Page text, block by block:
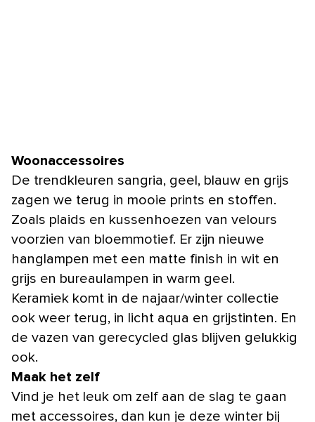
Woonaccessoires
De trendkleuren sangria, geel, blauw en grijs
zagen we terug in mooie prints en stoffen.
Zoals plaids en kussenhoezen van velours
voorzien van bloemmotief. Er zijn nieuwe
hanglampen met een matte finish in wit en
grijs en bureaulampen in warm geel.
Keramiek komt in de najaar/winter collectie
ook weer terug, in licht aqua en grijstinten. En
de vazen van gerecycled glas blijven gelukkig
ook.
Maak het zelf
Vind je het leuk om zelf aan de slag te gaan
met accessoires, dan kun je deze winter bij